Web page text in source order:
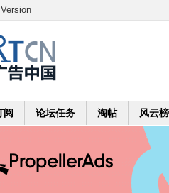
阅 论坛任务 淘帖 风云榜